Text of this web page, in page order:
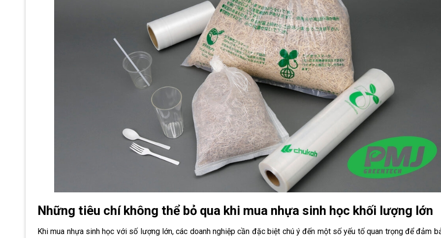
Những tiêu chí không thể bỏ qua khi mua nhựa sinh học khối lượng lớn
Khi mua nhựa sinh học với số lượng lớn, các doanh nghiệp cần đặc biệt chú ý đến một số yếu tố quan trọng để đảm